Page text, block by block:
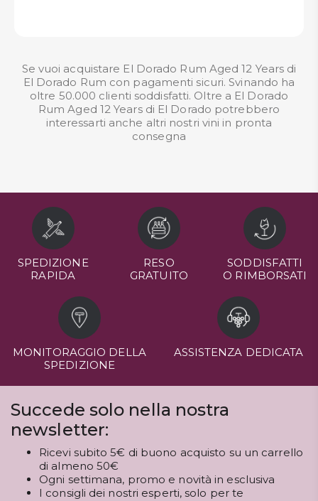
Se vuoi acquistare El Dorado Rum Aged 12 Years di
El Dorado Rum con pagamenti sicuri. Svinando ha
oltre 50.000 clienti soddisfatti. Oltre a El Dorado
Rum Aged 12 Years di El Dorado potrebbero
interessarti anche altri nostri vini in pronta
consegna
SPEDIZIONE
RAPIDA
RESO
GRATUITO
SODDISFATTI
O RIMBORSATI
MONITORAGGIO DELLA
SPEDIZIONE
ASSISTENZA DEDICATA
Succede solo nella nostra
newsletter:
Ricevi subito 5€ di buono acquisto su un carrello
di almeno 50€
Ogni settimana, promo e novità in esclusiva
I consigli dei nostri esperti, solo per te